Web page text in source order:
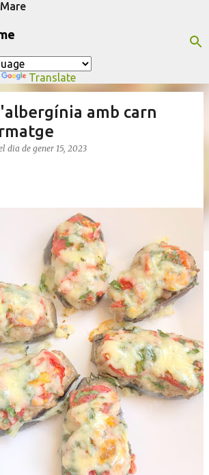
Translate
amb carn
dia de gener 15, 2023